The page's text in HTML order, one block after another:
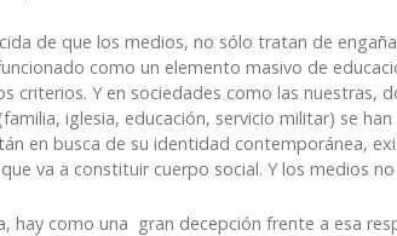
de que los medios, no sólo tratan de
como un elemento masivo de
criterios. Y en sociedades como las nuestras,
iglesia, educación, servicio militar) se
en busca de su identidad contemporánea,
va a constituir cuerpo social. Y los medios
hay como una gran decepción frente a esa